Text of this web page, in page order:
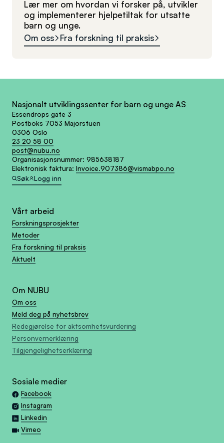
Lær mer om hvordan vi forsker på, utvikler
og implementerer hjelpetiltak for utsatte
barn og unge.
Om oss
Fra forskning til praksis
Nasjonalt utviklingssenter for barn og unge AS
Essendrops gate 3
Postboks 7053 Majorstuen
0306 Oslo
23 20 58 00
post@nubu.no
Organisasjonsnummer: 985638187
Elektronisk faktura: Invoice.907386@vismabpo.no
Søk
Logg inn
Vårt arbeid
Forskningsprosjekter
Metoder
Fra forskning til praksis
Aktuelt
Om NUBU
Om oss
Meld deg på nyhetsbrev
Redegjørelse for aktsomhetsvurdering
Personvernerklæring
Tilgjengelighetserklæring
Sosiale medier
Facebook
Instagram
Linkedin
Vimeo